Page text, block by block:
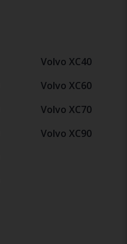
Volvo XC40
Volvo XC60
Volvo XC70
Volvo XC90